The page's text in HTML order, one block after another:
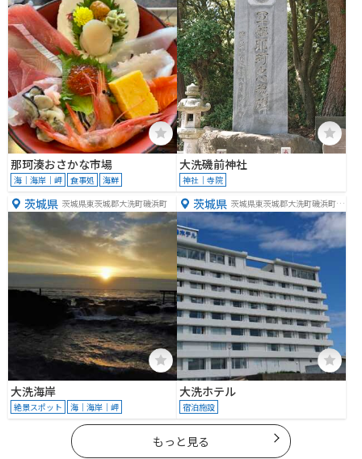
那珂湊おさかな市場
海｜海岸｜岬 食事処 海鮮
大洗磯前神社
神社｜寺院
茨城県 茨城県東茨城郡大洗町磯浜町
大洗海岸
絶景スポット 海｜海岸｜岬
茨城県 茨城県東茨城郡大洗町磯浜町６
８８１
大洗ホテル
宿泊施設
もっと見る